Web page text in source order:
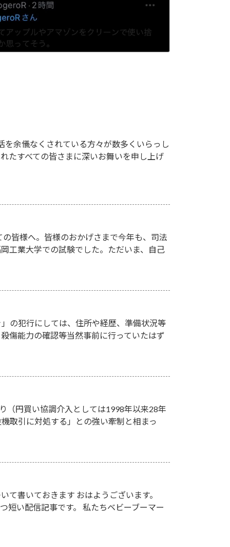
余儀なくされている方々が数多くいらっし
たすべての皆さまに深いお舞いを申し上げ
皆様へ。皆様のおかげさまで今年も、司法
工業大学での試験でした。ただいま、自己
の犯行にしては、住所や経歴、準備状況等
傷能力の確認等当然事前に行っていたはず
（円買い協調介入としては1998年以来28年
取引に対処する」との強い牽制と相まっ
書いておきます おはようございます。
短い配信記事です。 私たちベビーブーマー